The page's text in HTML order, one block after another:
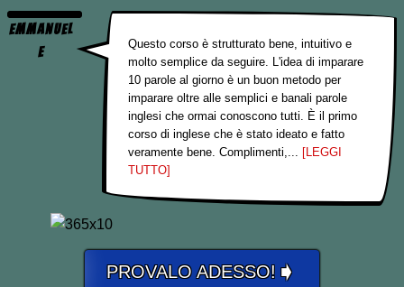
Emmanuel
e
Questo corso è strutturato bene, intuitivo e
molto semplice da seguire. L'idea di imparare
10 parole al giorno è un buon metodo per
imparare oltre alle semplici e banali parole
inglesi che ormai conoscono tutti. È il primo
corso di inglese che è stato ideato e fatto
veramente bene. Complimenti,... [LEGGI
TUTTO]
PROVALO ADESSO! ➧